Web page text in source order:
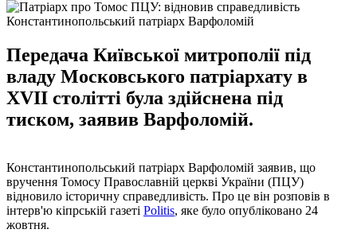
Константинопольський патріарх Варфоломій
Передача Київської митрополії під
владу Московського патріархату в
XVII столітті була здійснена під
тиском, заявив Варфоломій.
Константинопольський патріарх Варфоломій заявив, що
вручення Томосу Православній церкві України (ПЦУ)
відновило історичну справедливість. Про це він розповів в
інтерв'ю кіпрській газеті Politis, яке було опубліковано 24
жовтня.